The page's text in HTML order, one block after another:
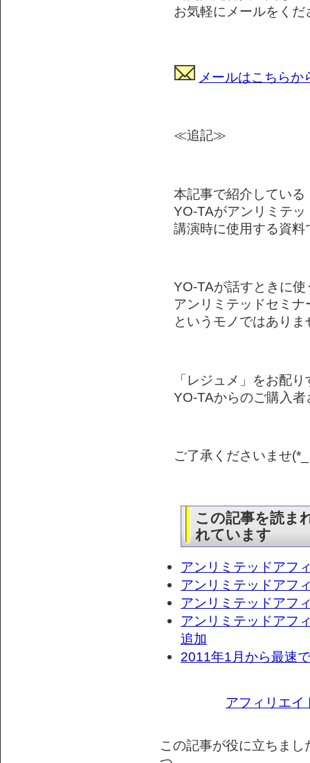
お気軽にメールをくだ
メールはこちらか
≪追記≫
本記事で紹介している
YO-TAがアンリミテ
講演時に使用する資料
YO-TAが話すときに
アンリミテッドセミ
というモノではありま
「レジュメ」をお配
YO-TAからのご購入
ご了承くださいませ
この記事を読ま
れています
アンリミテッドアフ
アンリミテッドアフ
アンリミテッドアフ
アンリミテッドアフ
追加
2011年1月から最速
アフィリエイ
この記事が役に立ちま